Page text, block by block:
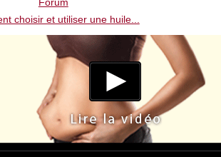
choisir et utiliser une huile...